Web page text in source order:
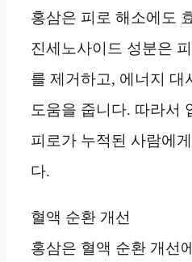
홍삼은 피로 해소에도
진세노사이드 성분은
를 제거하고, 에너지 대
도움을 줍니다. 따라서
피로가 누적된 사람에
다.
혈액 순환 개선
홍삼은 혈액 순환 개선